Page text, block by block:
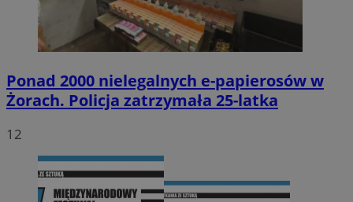
Ponad 2000 nielegalnych e-papierosów w
Żorach. Policja zatrzymała 25-latka
12